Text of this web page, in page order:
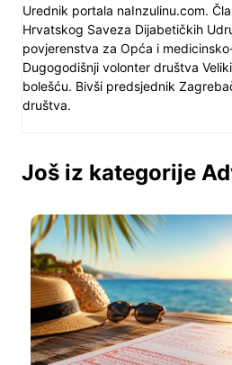
Urednik portala naInzulinu.com.
Hrvatskog Saveza Dijabetičkih
povjerenstva za Opća i
Dugogodišnji volonter društva
bolešću. Bivši predsjednik
društva.
Još iz kategorije